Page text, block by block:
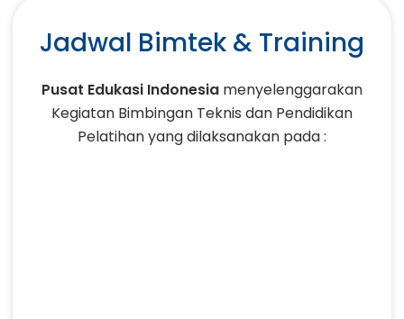
Jadwal Bimtek & Training
Pusat Edukasi Indonesia menyelenggarakan
Kegiatan Bimbingan Teknis dan Pendidikan
Pelatihan yang dilaksanakan pada :